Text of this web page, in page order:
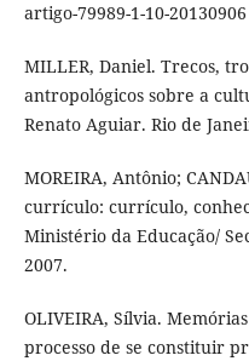
artigo-79989-1-10-
MILLER, Daniel. Trecos,
antropológicos sobre a
Renato Aguiar. Rio de
MOREIRA, Antônio;
currículo: currículo,
Ministério da Educação/
2007.
OLIVEIRA, Sílvia.
processo de se constituir